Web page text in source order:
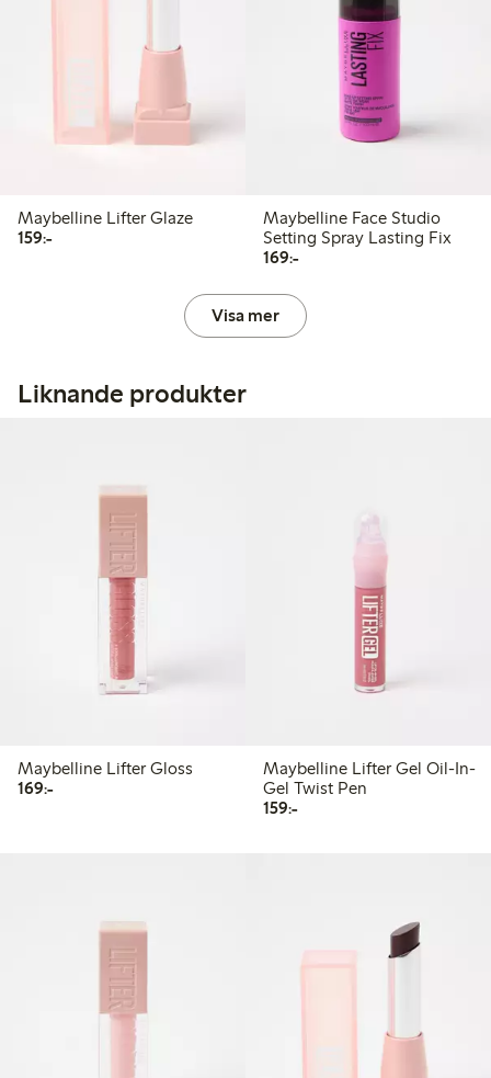
Maybelline Lifter Glaze
159:-159,00 kr
Maybelline Face Studio
Setting Spray Lasting Fix
169:-169,00 kr
Visa mer
Liknande produkter
Maybelline Lifter Gloss
169:-169,00 kr
Maybelline Lifter Gel Oil-In-
Gel Twist Pen
159:-159,00 kr